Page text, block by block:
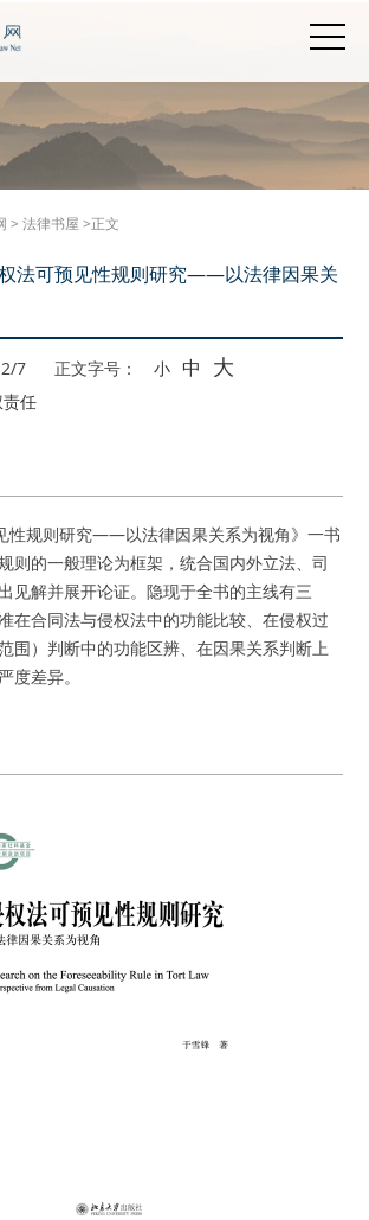
>法律书屋 >正文
法可预见性规则研究——以法律因果关
7 正文字号： 小 中 大
任
规则研究——以法律因果关系为视角》一书
则的一般理论为框架，统合国内外立法、司
见解并展开论证。隐现于全书的主线有三
在合同法与侵权法中的功能比较、在侵权过
围）判断中的功能区辨、在因果关系判断上
度差异。